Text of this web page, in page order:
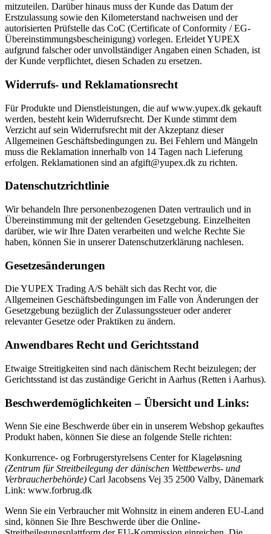
mitzuteilen. Darüber hinaus muss der Kunde das Datum der
Erstzulassung sowie den Kilometerstand nachweisen und der
autorisierten Prüfstelle das CoC (Certificate of Conformity / EG-
Übereinstimmungsbescheinigung) vorlegen. Erleidet YUPEX
aufgrund falscher oder unvollständiger Angaben einen Schaden, ist
der Kunde verpflichtet, diesen Schaden zu ersetzen.
Widerrufs- und Reklamationsrecht
Für Produkte und Dienstleistungen, die auf www.yupex.dk gekauft
werden, besteht kein Widerrufsrecht. Der Kunde stimmt dem
Verzicht auf sein Widerrufsrecht mit der Akzeptanz dieser
Allgemeinen Geschäftsbedingungen zu. Bei Fehlern und Mängeln
muss die Reklamation innerhalb von 14 Tagen nach Lieferung
erfolgen. Reklamationen sind an afgift@yupex.dk zu richten.
Datenschutzrichtlinie
Wir behandeln Ihre personenbezogenen Daten vertraulich und in
Übereinstimmung mit der geltenden Gesetzgebung. Einzelheiten
darüber, wie wir Ihre Daten verarbeiten und welche Rechte Sie
haben, können Sie in unserer Datenschutzerklärung nachlesen.
Gesetzesänderungen
Die YUPEX Trading A/S behält sich das Recht vor, die
Allgemeinen Geschäftsbedingungen im Falle von Änderungen der
Gesetzgebung bezüglich der Zulassungssteuer oder anderer
relevanter Gesetze oder Praktiken zu ändern.
Anwendbares Recht und Gerichtsstand
Etwaige Streitigkeiten sind nach dänischem Recht beizulegen; der
Gerichtsstand ist das zuständige Gericht in Aarhus (Retten i Aarhus).
Beschwerdemöglichkeiten – Übersicht und Links:
Wenn Sie eine Beschwerde über ein in unserem Webshop gekauftes
Produkt haben, können Sie diese an folgende Stelle richten:
Konkurrence- og Forbrugerstyrelsens Center for Klageløsning
(Zentrum für Streitbeilegung der dänischen Wettbewerbs- und
Verbraucherbehörde) Carl Jacobsens Vej 35 2500 Valby, Dänemark
Link: www.forbrug.dk
Wenn Sie ein Verbraucher mit Wohnsitz in einem anderen EU-Land
sind, können Sie Ihre Beschwerde über die Online-